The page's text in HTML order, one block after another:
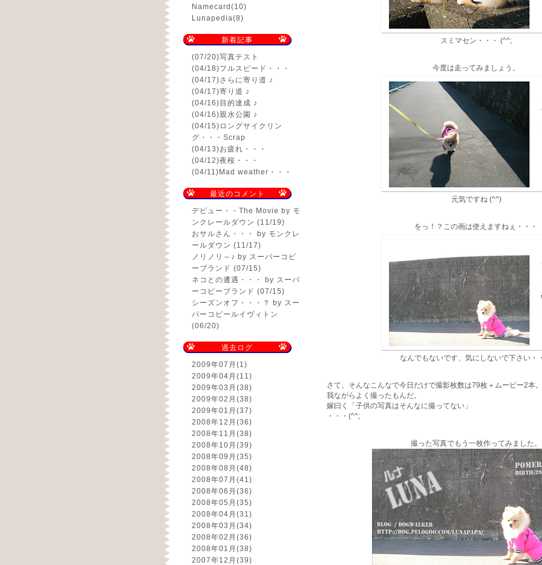
Namecard (10)
Lunapedia(8)
新着記事
(07/20)写真テスト
(04/18)フルスピード・・・
(04/17)さらに寄り道 ♪
(04/17)寄り道 ♪
(04/16) 目的達成 ♪
(04/16)親水公園 ♪
(04/15) ロングサイクリン
グ・・・Scrap
(04/13)お疲れ・・・
(04/12)夜桜・・・
(04/11) Mad weather・・・
最近のコメント
デビュー・・The Movie by モ
ンクレールダウン (11/19)
おサルさん・・・
by モンクレ
ールダウン (11/17)
ノリノリ～♪ by スーパーコピ
ーブランド (07/15)
ネコとの遭遇・・・
by スーパ
ーコピーブランド (07/15)
シーズンオフ・・・？
by スー
パーコピールイヴィトン
(06/20)
過去ログ
2009年07月 (1)
2009年04月 (11)
2009年03月 (38)
2009年02月 (38)
2009年01月 (37)
2008年12月 (36)
2008年11月 (38)
2008年10月 (39)
2008年09月 (35)
2008年08月 (48)
2008年07月 (41)
2008年06月 (36)
2008年05月 (35)
2008年04月 (31)
2008年03月 (34)
2008年02月 (36)
2008年01月 (38)
2007年12月 (39)
スミマセン・・・ (^^;
今度は走ってみましょう。
元気ですね (^^)
をっ！？この画は使えますねぇ・・・
なんでもないです、気にしないで下さい・
さて、そんなこんなで今日だけで撮影枚数は79枚＋ムービー2本。
我ながらよく撮ったもんだ。
嫁曰く「子供の写真はそんなに撮ってない」
・・・(^^;
撮った写真でもう一枚作ってみました。